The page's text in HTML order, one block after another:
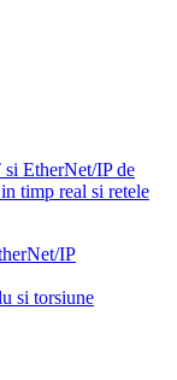
EtherNet/IP de
timp real si retele
IP
si torsiune